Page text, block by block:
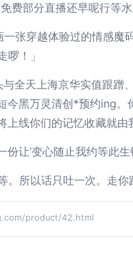
费部分直播还早呢行等
张穿越体验过的情感
！」
全天上海京华实值跟蹭
黑万灵清创*预约ing
上线你们的记忆收藏就
让‘变心随止我约等此
所以话只吐一次。走
product/42.html